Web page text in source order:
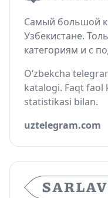
Самый большой
Узбекистане.
категориям и с
O‘zbekcha
katalogi. Faqt faol
statistikasi bilan.
uztelegram.com